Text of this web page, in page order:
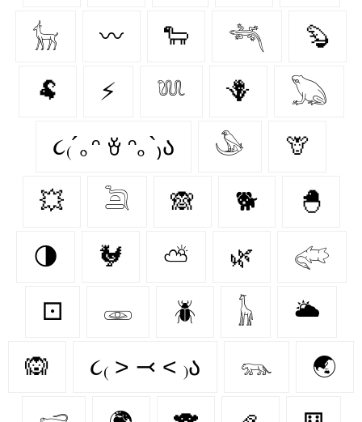
𓃴 〰️ 🐑 𓆈 🦫
🐏 ⚡ 𓆚 🪻 𓆏
૮₍´｡ᵔ ꈊ ᵔ｡`₎ა 𓅇 🦒
💥 𓆖 🙈 🐕 🐣
🌗 🐓 ⛅ 🌿 𓅾
⚀ 𓁾 🪲 𓃱 🌥️
🙉 ૮₍ ˃ ⤙ ˂ ₎ა 𓃮 🌏